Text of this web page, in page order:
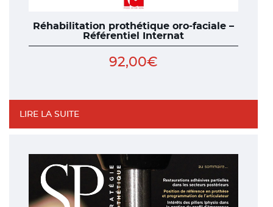
Réhabilitation prothétique oro-faciale –
Référentiel Internat
92,00€
LIRE LA SUITE